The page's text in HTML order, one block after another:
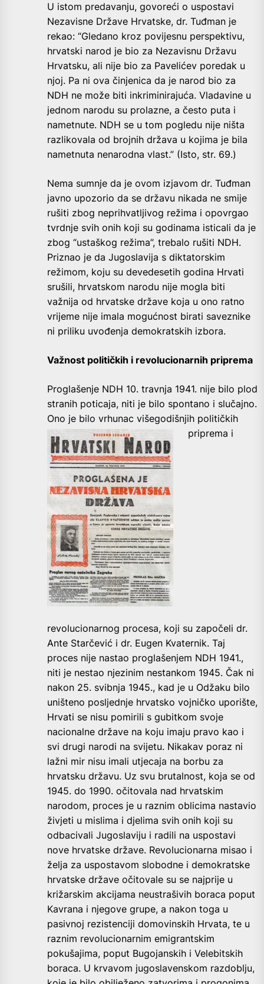
U istom predavanju, govoreći o uspostavi
Nezavisne Države Hrvatske, dr. Tuđman je
rekao: “Gledano kroz povijesnu perspektivu,
hrvatski narod je bio za Nezavisnu Državu
Hrvatsku, ali nije bio za Pavelićev poredak u
njoj. Pa ni ova činjenica da je narod bio za
NDH ne može biti inkriminirajuća. Vladavine u
jednom narodu su prolazne, a često puta i
nametnute. NDH se u tom pogledu nije ništa
razlikovala od brojnih država u kojima je bila
nametnuta nenarodna vlast.” (Isto, str. 69.)
Nema sumnje da je ovom izjavom dr. Tuđman
javno upozorio da se državu nikada ne smije
rušiti zbog neprihvatljivog režima i opovrgao
tvrdnje svih onih koji su godinama isticali da je
zbog “ustaškog režima”, trebalo rušiti NDH.
Priznao je da Jugoslavija s diktatorskim
režimom, koju su devedesetih godina Hrvati
srušili, hrvatskom narodu nije mogla biti
važnija od hrvatske države koja u ono ratno
vrijeme nije imala mogućnost birati saveznike
ni priliku uvođenja demokratskih izbora.
Važnost političkih i revolucionarnih priprema
Proglašenje NDH 10. travnja 1941. nije bilo plod
stranih poticaja, niti je bilo spontano i slučajno.
Ono je bilo vrhunac višegodišnjih političkih
priprema i
revolucionarnog procesa, koji su započeli dr.
Ante Starčević i dr. Eugen Kvaternik. Taj
proces nije nastao proglašenjem NDH 1941.,
niti je nestao njezinim nestankom 1945. Čak ni
nakon 25. svibnja 1945., kad je u Odžaku bilo
uništeno posljednje hrvatsko vojničko uporište,
Hrvati se nisu pomirili s gubitkom svoje
nacionalne države na koju imaju pravo kao i
svi drugi narodi na svijetu. Nikakav poraz ni
lažni mir nisu imali utjecaja na borbu za
hrvatsku državu. Uz svu brutalnost, koja se od
1945. do 1990. očitovala nad hrvatskim
narodom, proces je u raznim oblicima nastavio
živjeti u mislima i djelima svih onih koji su
odbacivali Jugoslaviju i radili na uspostavi
nove hrvatske države. Revolucionarna misao i
želja za uspostavom slobodne i demokratske
hrvatske države očitovale su se najprije u
križarskim akcijama neustrašivih boraca poput
Kavrana i njegove grupe, a nakon toga u
pasivnoj rezistenciji domovinskih Hrvata, te u
raznim revolucionarnim emigrantskim
pokušajima, poput Bugojanskih i Velebitskih
boraca. U krvavom jugoslavenskom razdoblju,